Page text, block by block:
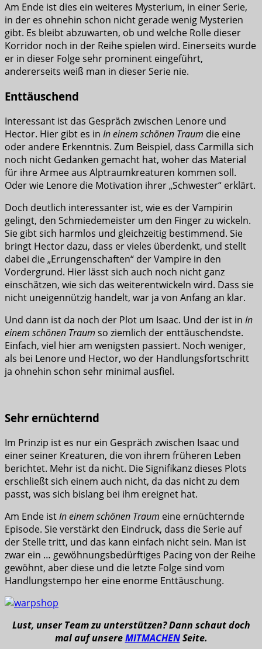
Am Ende ist dies ein weiteres Mysterium, in einer Serie,
in der es ohnehin schon nicht gerade wenig Mysterien
gibt. Es bleibt abzuwarten, ob und welche Rolle dieser
Korridor noch in der Reihe spielen wird. Einerseits wurde
er in dieser Folge sehr prominent eingeführt,
andererseits weiß man in dieser Serie nie.
Enttäuschend
Interessant ist das Gespräch zwischen Lenore und
Hector. Hier gibt es in In einem schönen Traum die eine
oder andere Erkenntnis. Zum Beispiel, dass Carmilla sich
noch nicht Gedanken gemacht hat, woher das Material
für ihre Armee aus Alptraumkreaturen kommen soll.
Oder wie Lenore die Motivation ihrer „Schwester“ erklärt.
Doch deutlich interessanter ist, wie es der Vampirin
gelingt, den Schmiedemeister um den Finger zu wickeln.
Sie gibt sich harmlos und gleichzeitig bestimmend. Sie
bringt Hector dazu, dass er vieles überdenkt, und stellt
dabei die „Errungenschaften“ der Vampire in den
Vordergrund. Hier lässt sich auch noch nicht ganz
einschätzen, wie sich das weiterentwickeln wird. Dass sie
nicht uneigennützig handelt, war ja von Anfang an klar.
Und dann ist da noch der Plot um Isaac. Und der ist in In
einem schönen Traum so ziemlich der enttäuschendste.
Einfach, viel hier am wenigsten passiert. Noch weniger,
als bei Lenore und Hector, wo der Handlungsfortschritt
ja ohnehin schon sehr minimal ausfiel.
Sehr ernüchternd
Im Prinzip ist es nur ein Gespräch zwischen Isaac und
einer seiner Kreaturen, die von ihrem früheren Leben
berichtet. Mehr ist da nicht. Die Signifikanz dieses Plots
erschließt sich einem auch nicht, da das nicht zu dem
passt, was sich bislang bei ihm ereignet hat.
Am Ende istIn einem schönen Traum eine ernüchternde
Episode. Sie verstärkt den Eindruck, dass die Serie auf
der Stelle tritt, und das kann einfach nicht sein. Man ist
zwar ein … gewöhnungsbedürftiges Pacing von der Reihe
gewöhnt, aber diese und die letzte Folge sind vom
Handlungstempo her eine enorme Enttäuschung.
Lust, unser Team zu unterstützen? Dann schaut doch
mal auf unsereMITMACHENSeite.